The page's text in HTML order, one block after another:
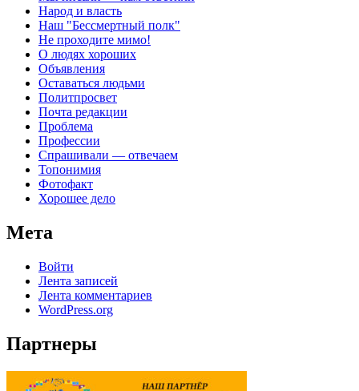
Народ и власть
Наш "Бессмертный полк"
Не проходите мимо!
О людях хороших
Объявления
Оставаться людьми
Политпросвет
Почта редакции
Проблема
Профессии
Спрашивали — отвечаем
Топонимия
Фотофакт
Хорошее дело
Мета
Войти
Лента записей
Лента комментариев
WordPress.org
Партнеры